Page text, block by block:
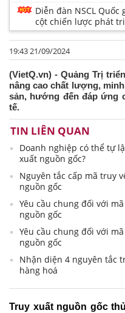
Diễn đàn NSCL
cột chiến lược phát
19:43 21/09/2024
(VietQ.vn) - Quảng Trị
nâng cao chất lượng,
sản, hướng đến đáp ứng
tế.
TIN LIÊN QUAN
Doanh nghiệp có thể tự
xuất nguồn gốc?
Nguyên tắc cấp mã truy
nguồn gốc
Yêu cầu chung đối với
nguồn gốc
Yêu cầu chung đối với
nguồn gốc
Nhận diện 4 nguyên tắc
hàng hoá
Truy xuất nguồn gốc